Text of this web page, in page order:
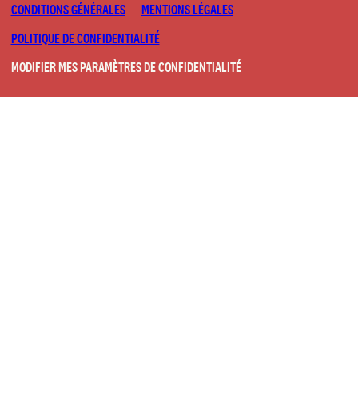
CONDITIONS GÉNÉRALES
MENTIONS LÉGALES
POLITIQUE DE CONFIDENTIALITÉ
MODIFIER MES PARAMÈTRES DE CONFIDENTIALITÉ